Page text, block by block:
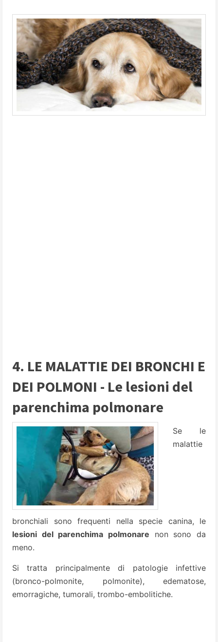
4. LE MALATTIE DEI BRONCHI E
DEI POLMONI - Le lesioni del
parenchima polmonare
Se le
malattie
bronchiali sono frequenti nella specie canina, le
lesioni del parenchima polmonare non sono da
meno.
Si tratta principalmente di patologie infettive
(bronco-polmonite, polmonite), edematose,
emorragiche, tumorali, trombo-embolitiche.